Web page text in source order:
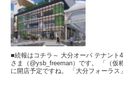
■続報はコチラ～ 大分オーパ テナント44店一覧、地図、施設概要 Ｙ
さま（@ysb_freeman）です。 「（仮称）大分オーパ」が 2019年春
に開店予定ですね。 「大分フォーラス」跡地。 いろいろ情報を収集